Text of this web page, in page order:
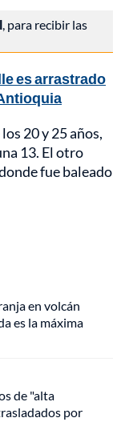
, para recibir las
es arrastrado
20 y 25 años,
13. El otro
fue baleado
en volcán
es la máxima
de "alta
por